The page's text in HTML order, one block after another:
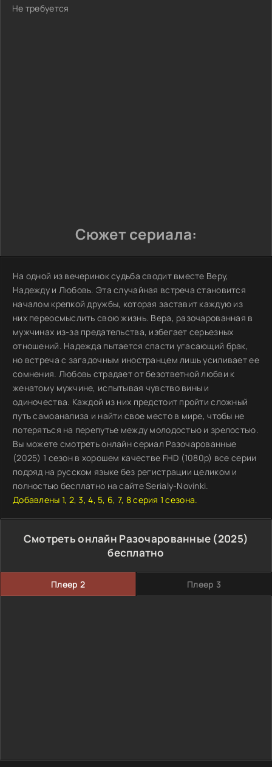
Не требуется
Сюжет сериала:
На одной из вечеринок судьба сводит вместе Веру,
Надежду и Любовь. Эта случайная встреча становится
началом крепкой дружбы, которая заставит каждую из
них переосмыслить свою жизнь. Вера, разочарованная в
мужчинах из-за предательства, избегает серьезных
отношений. Надежда пытается спасти угасающий брак,
но встреча с загадочным иностранцем лишь усиливает ее
сомнения. Любовь страдает от безответной любви к
женатому мужчине, испытывая чувство вины и
одиночества. Каждой из них предстоит пройти сложный
путь самоанализа и найти свое место в мире, чтобы не
потеряться на перепутье между молодостью и зрелостью.
Вы можете смотреть онлайн сериал Разочарованные
(2025) 1 сезон в хорошем качестве FHD (1080p) все серии
подряд на русском языке без регистрации целиком и
полностью бесплатно на сайте Serialy-Novinki.
Добавлены 1, 2, 3, 4, 5, 6, 7, 8 серия 1 сезона.
Смотреть онлайн Разочарованные (2025)
бесплатно
Плеер 2 Плеер 3